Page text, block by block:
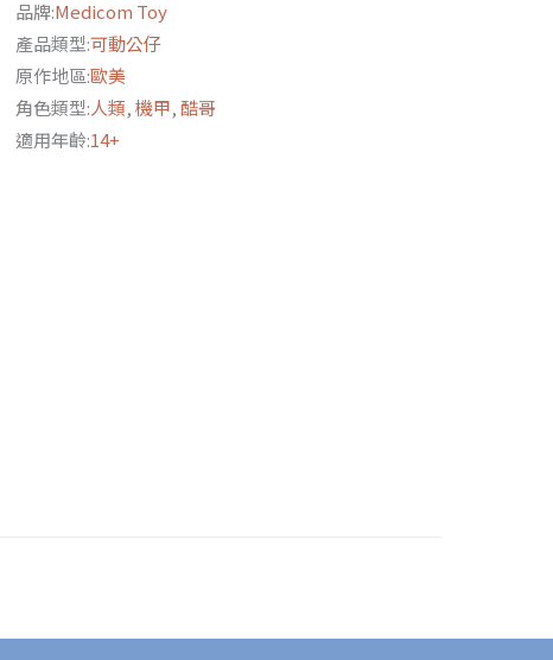
菲
頭
Ver.
數
量
品牌:Medicom Toy
產品類型:可動公仔
原作地區:歐美
角色類型:人類,機甲,酷哥
適用年齡:14+